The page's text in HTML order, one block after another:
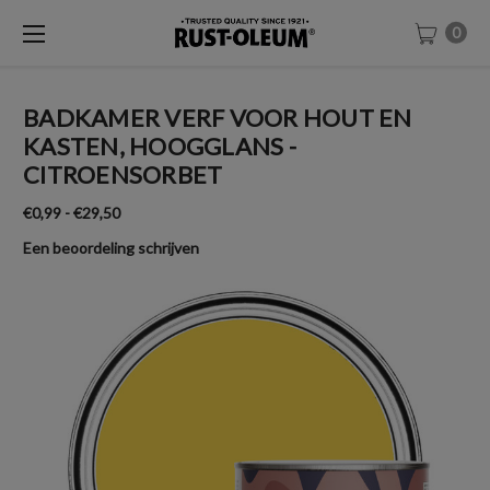
0
BADKAMER VERF VOOR HOUT EN
KASTEN, HOOGGLANS -
CITROENSORBET
€0,99 - €29,50
Een beoordeling schrijven